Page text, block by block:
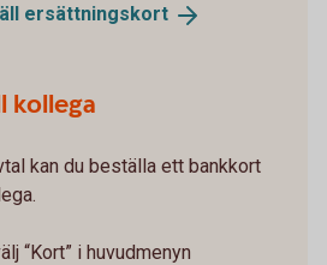
ersättningskort
kollega
kan du beställa ett bankkort
“Kort” i huvudmenyn